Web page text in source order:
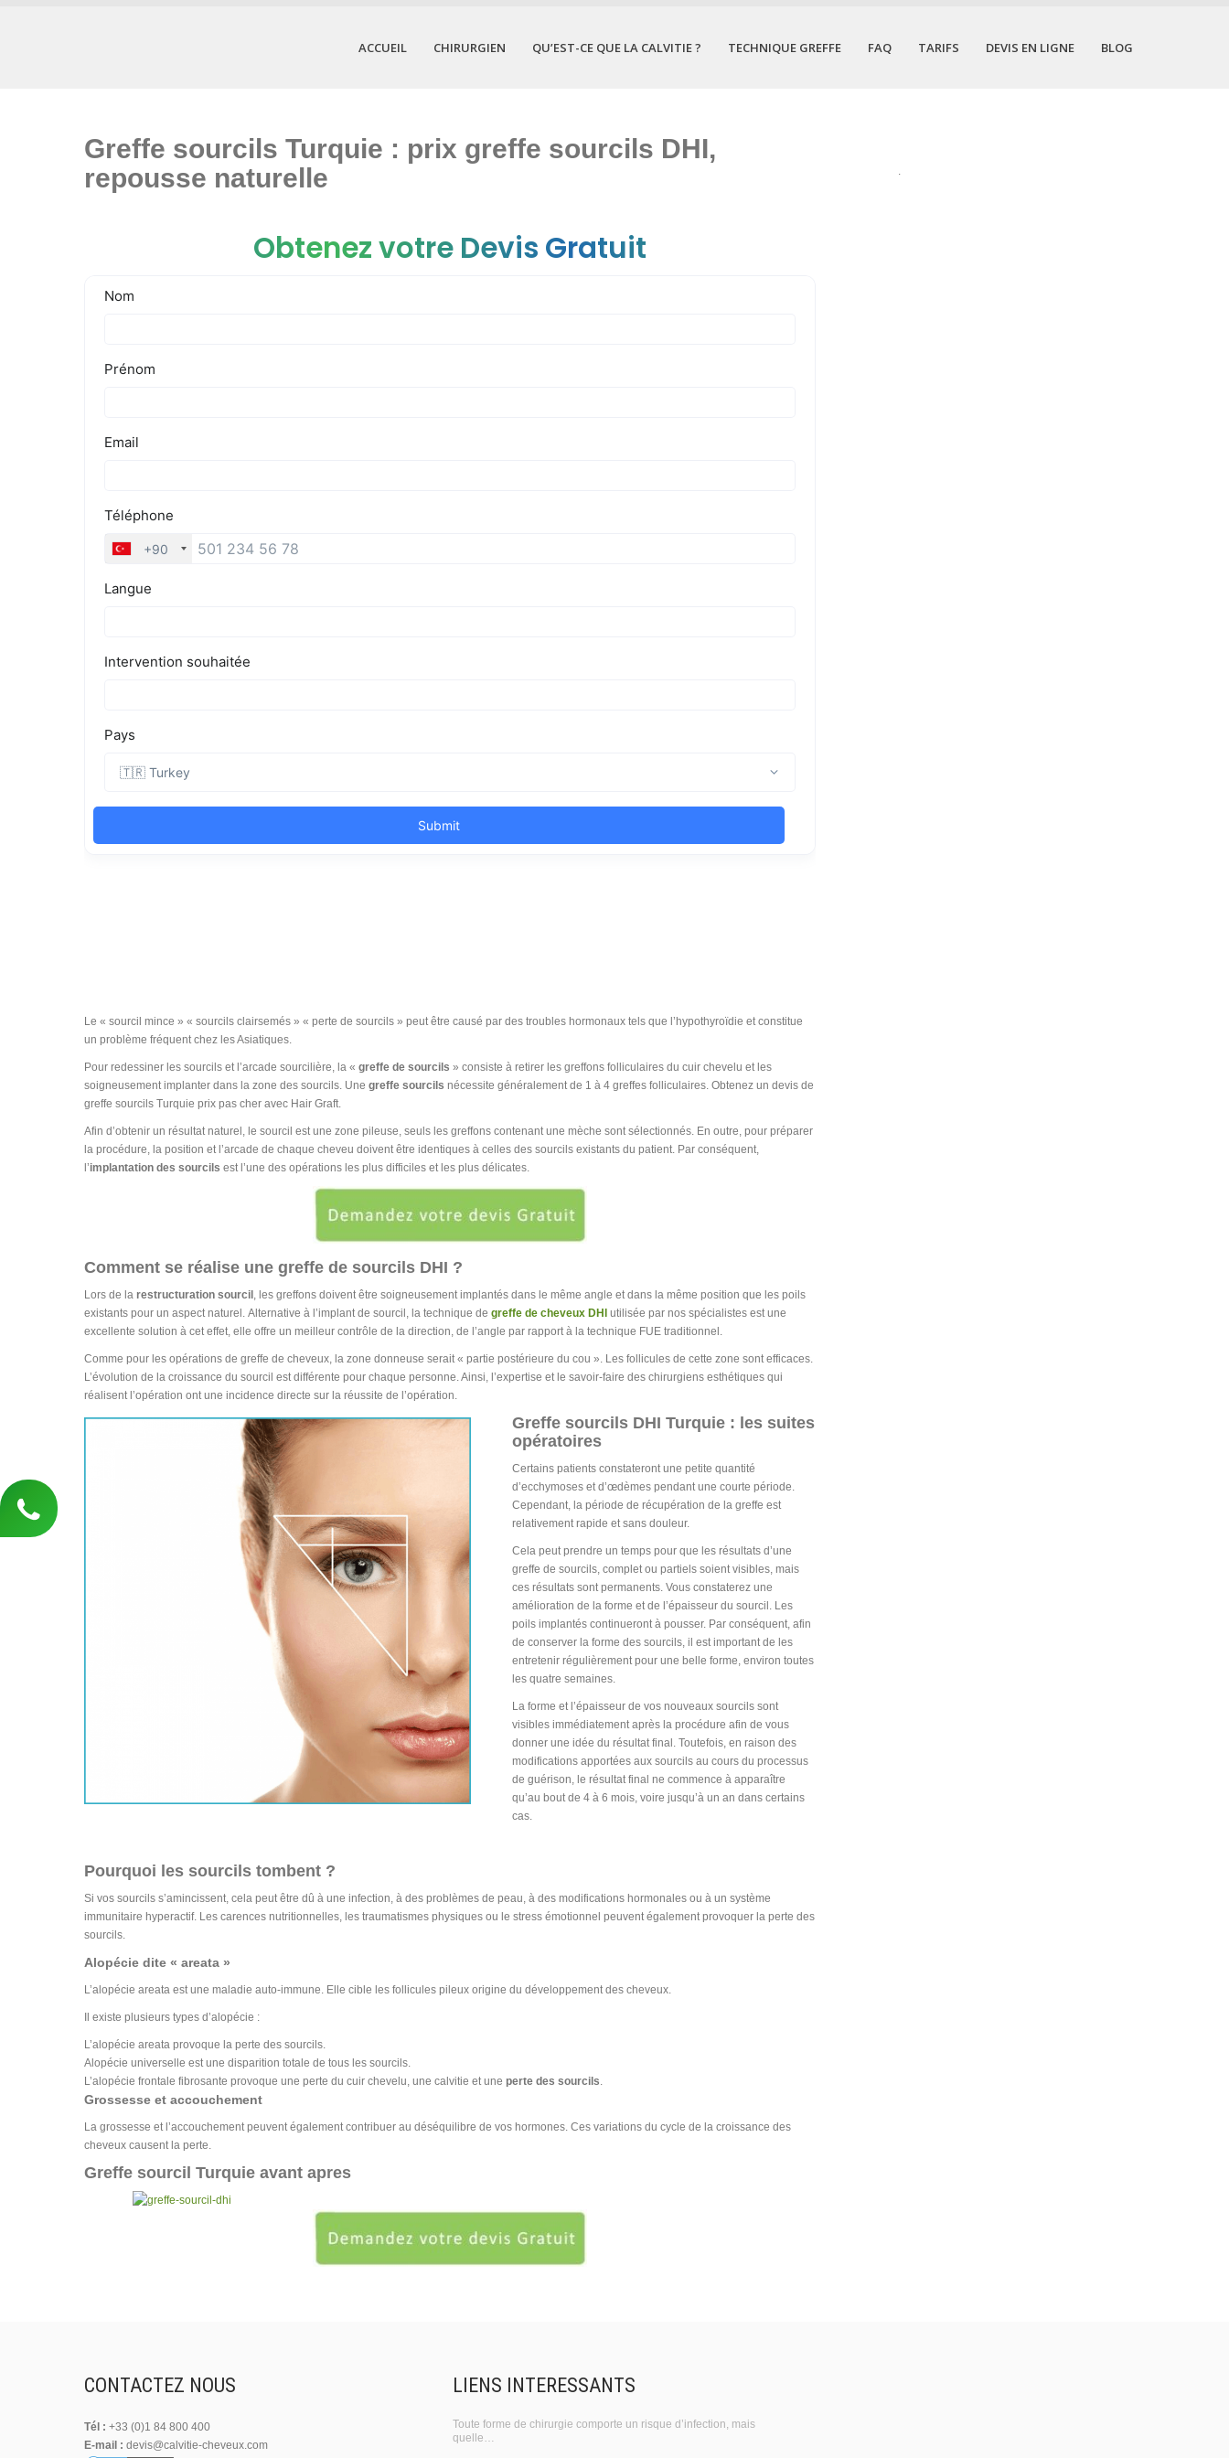
ACCUEIL CHIRURGIEN QU’EST-CE QUE LA CALVITIE ? TECHNIQUE GREFFE FAQ TARIFS DEVIS EN LIGNE BLOG
Greffe sourcils Turquie : prix greffe sourcils DHI,
repousse naturelle
Obtenez votre Devis Gratuit
Le « sourcil mince » « sourcils clairsemés » « perte de sourcils » peut être causé par des troubles hormonaux tels que l’hypothyroïdie et constitue
un problème fréquent chez les Asiatiques.
Pour redessiner les sourcils et l’arcade sourcilière, la « greffe de sourcils » consiste à retirer les greffons folliculaires du cuir chevelu et les
soigneusement implanter dans la zone des sourcils. Une greffe sourcils nécessite généralement de 1 à 4 greffes folliculaires. Obtenez un devis de
greffe sourcils Turquie prix pas cher avec Hair Graft.
Afin d’obtenir un résultat naturel, le sourcil est une zone pileuse, seuls les greffons contenant une mèche sont sélectionnés. En outre, pour préparer
la procédure, la position et l’arcade de chaque cheveu doivent être identiques à celles des sourcils existants du patient. Par conséquent,
l’implantation des sourcils est l’une des opérations les plus difficiles et les plus délicates.
Comment se réalise une greffe de sourcils DHI ?
Lors de la restructuration sourcil , les greffons doivent être soigneusement implantés dans le même angle et dans la même position que les poils
existants pour un aspect naturel. Alternative à l’implant de sourcil, la technique de greffe de cheveux DHI utilisée par nos spécialistes est une
excellente solution à cet effet, elle offre un meilleur contrôle de la direction, de l’angle par rapport à la technique FUE traditionnel.
Comme pour les opérations de greffe de cheveux, la zone donneuse serait « partie postérieure du cou ». Les follicules de cette zone sont efficaces.
L’évolution de la croissance du sourcil est différente pour chaque personne. Ainsi, l’expertise et le savoir-faire des chirurgiens esthétiques qui
réalisent l’opération ont une incidence directe sur la réussite de l’opération.
Greffe sourcils DHI Turquie : les suites
opératoires
Certains patients constateront une petite quantité
d’ecchymoses et d’œdèmes pendant une courte période.
Cependant, la période de récupération de la greffe est
relativement rapide et sans douleur.
Cela peut prendre un temps pour que les résultats d’une
greffe de sourcils, complet ou partiels soient visibles, mais
ces résultats sont permanents. Vous constaterez une
amélioration de la forme et de l’épaisseur du sourcil. Les
poils implantés continueront à pousser. Par conséquent, afin
de conserver la forme des sourcils, il est important de les
entretenir régulièrement pour une belle forme, environ toutes
les quatre semaines.
La forme et l’épaisseur de vos nouveaux sourcils sont
visibles immédiatement après la procédure afin de vous
donner une idée du résultat final. Toutefois, en raison des
modifications apportées aux sourcils au cours du processus
de guérison, le résultat final ne commence à apparaître
qu’au bout de 4 à 6 mois, voire jusqu’à un an dans certains
cas.
Pourquoi les sourcils tombent ?
Si vos sourcils s’amincissent, cela peut être dû à une infection, à des problèmes de peau, à des modifications hormonales ou à un système
immunitaire hyperactif. Les carences nutritionnelles, les traumatismes physiques ou le stress émotionnel peuvent également provoquer la perte des
sourcils.
Alopécie dite « areata »
L’alopécie areata est une maladie auto-immune. Elle cible les follicules pileux origine du développement des cheveux.
Il existe plusieurs types d’alopécie :
L’alopécie areata provoque la perte des sourcils.
Alopécie universelle est une disparition totale de tous les sourcils.
L’alopécie frontale fibrosante provoque une perte du cuir chevelu, une calvitie et une perte des sourcils.
Grossesse et accouchement
La grossesse et l’accouchement peuvent également contribuer au déséquilibre de vos hormones. Ces variations du cycle de la croissance des
cheveux causent la perte.
Greffe sourcil Turquie avant apres
.
CONTACTEZ NOUS
Tél : +33 (0)1 84 800 400
E-mail : devis@calvitie-cheveux.com
LIENS INTERESSANTS
Toute forme de chirurgie comporte un risque d’infection, mais
quelle…